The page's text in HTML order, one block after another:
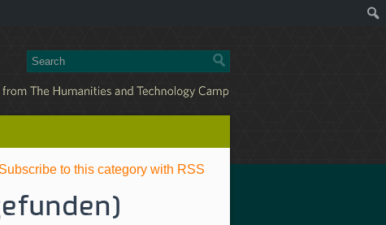
Subscribe to this category with RSS